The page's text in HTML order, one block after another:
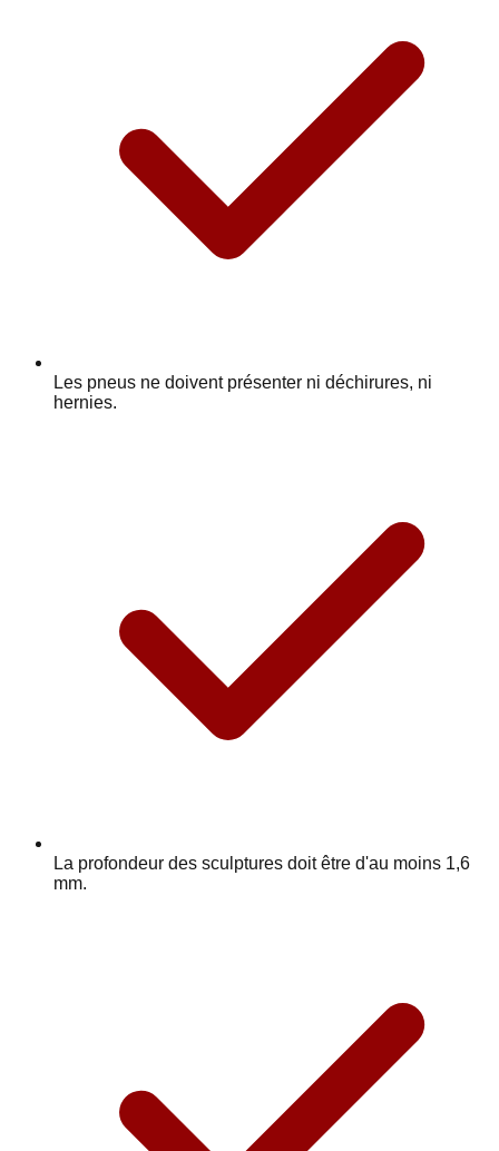
Les pneus ne doivent présenter ni déchirures, ni
hernies.
La profondeur des sculptures doit être d'au moins 1,6
mm.